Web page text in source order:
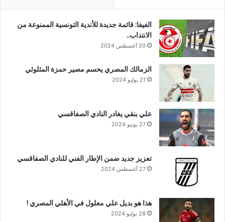
الفيفا: قائمة جديدة للأندية التونسية الممنوعة من
الانتداب..
20 أغسطس 2024
الزمالك المصري يحسم مصير حمزة المثلوثي
21 يوليو 2024
علي بنقي يغادر النادي الصفاقسي
27 يونيو 2024
تعزيز جديد ضمن الإطار الفني للنادي الصفاقسي
27 أغسطس 2024
هذا هو بديل علي معلول في الأهلي المصري !
28 يوليو 2024